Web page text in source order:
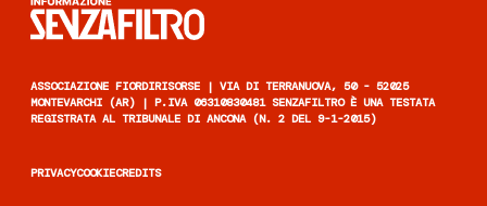
ASSOCIAZIONE FIORDIRISORSE | VIA DI TERRANUOVA, 50 - 52025
MONTEVARCHI (AR) | P.IVA 06310830481 SENZAFILTRO È UNA TESTATA
REGISTRATA AL TRIBUNALE DI ANCONA (N. 2 DEL 9-1-2015)
PRIVACYCOOKIECREDITS